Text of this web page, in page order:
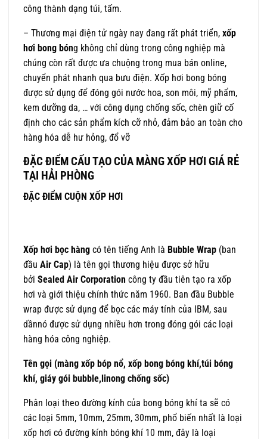
công thành dạng túi, tấm.
– Thương mại điện tử ngày nay đang rất phát triển, xốp
hơi bong bóng không chỉ dùng trong công nghiệp mà
chúng còn rất được ưa chuộng trong mua bán online,
chuyển phát nhanh qua bưu điện. Xốp hơi bong bóng
được sử dụng để đóng gói nước hoa, son môi, mỹ phẩm,
kem dưỡng da, … với công dụng chống sốc, chèn giữ cố
định cho các sản phẩm kích cỡ nhỏ, đảm bảo an toàn cho
hàng hóa dễ hư hỏng, đổ vỡ
ĐẶC ĐIỂM CẤU TẠO CỦA MÀNG XỐP HƠI GIÁ RẺ
TẠI HẢI PHÒNG
ĐẶC ĐIỂM CUỘN XỐP HƠI
Xốp hơi bọc hàng có tên tiếng Anh là Bubble Wrap (ban
đầu Air Cap) là tên gọi thương hiệu được sở hữu
bởi Sealed Air Corporation công ty đầu tiên tạo ra xốp
hơi và giới thiệu chính thức năm 1960. Ban đầu Bubble
wrap được sử dụng để bọc các máy tính của IBM, sau
dầnnó được sử dụng nhiều hơn trong đóng gói các loại
hàng hóa công nghiệp.
Tên gọi (màng xốp bóp nổ, xốp bong bóng khí,túi bóng
khí, giáy gói bubble,linong chống sốc)
Phân loại theo đường kính của bong bóng khí ta sẽ có
các loại 5mm, 10mm, 25mm, 30mm, phổ biến nhất là loại
xốp hơi có đường kính bóng khí 10 mm, đây là loại